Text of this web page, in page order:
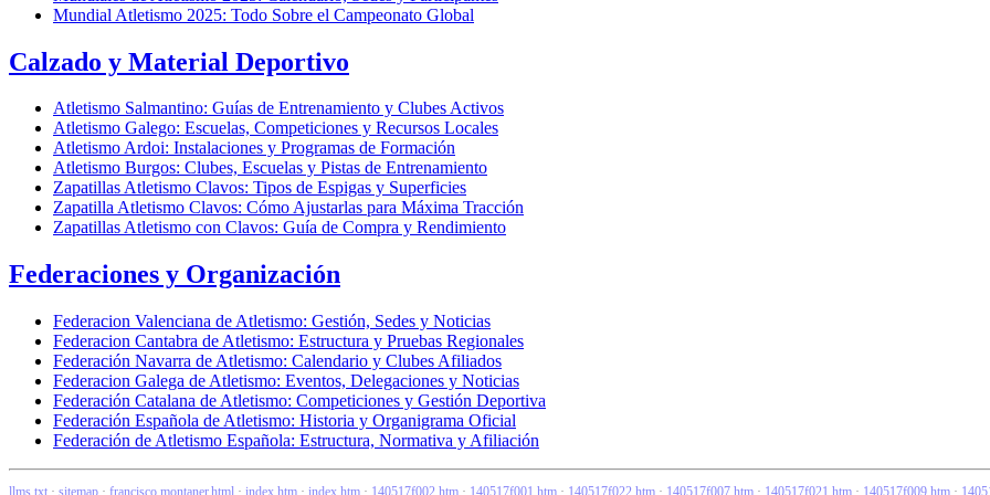
Mundial Atletismo 2025: Todo Sobre el Campeonato Global
Calzado y Material Deportivo
Atletismo Salmantino: Guías de Entrenamiento y Clubes Activos
Atletismo Galego: Escuelas, Competiciones y Recursos Locales
Atletismo Ardoi: Instalaciones y Programas de Formación
Atletismo Burgos: Clubes, Escuelas y Pistas de Entrenamiento
Zapatillas Atletismo Clavos: Tipos de Espigas y Superficies
Zapatilla Atletismo Clavos: Cómo Ajustarlas para Máxima Tracción
Zapatillas Atletismo con Clavos: Guía de Compra y Rendimiento
Federaciones y Organización
Federacion Valenciana de Atletismo: Gestión, Sedes y Noticias
Federacion Cantabra de Atletismo: Estructura y Pruebas Regionales
Federación Navarra de Atletismo: Calendario y Clubes Afiliados
Federacion Galega de Atletismo: Eventos, Delegaciones y Noticias
Federación Catalana de Atletismo: Competiciones y Gestión Deportiva
Federación Española de Atletismo: Historia y Organigrama Oficial
Federación de Atletismo Española: Estructura, Normativa y Afiliación